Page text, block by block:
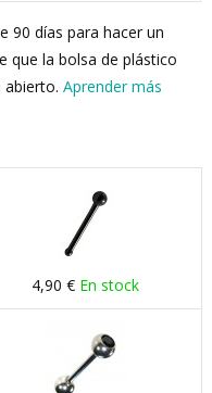
90 días para hacer un
que la bolsa de plástico
Aprender más
4,90 € En stock